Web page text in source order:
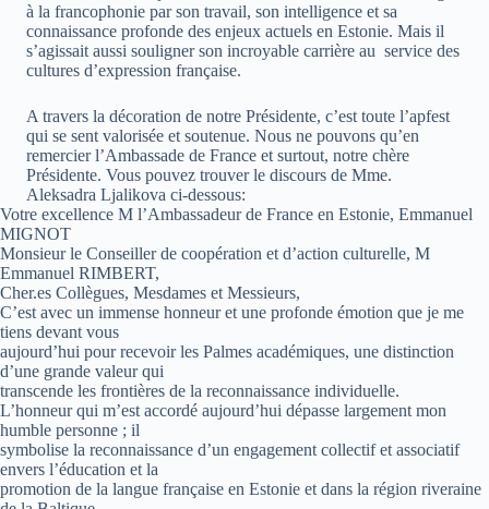
à la francophonie par son travail, son intelligence et sa
connaissance profonde des enjeux actuels en Estonie. Mais il
s’agissait aussi souligner son incroyable carrière au service des
cultures d’expression française.
A travers la décoration de notre Présidente, c’est toute l’apfest
qui se sent valorisée et soutenue. Nous ne pouvons qu’en
remercier l’Ambassade de France et surtout, notre chère
Présidente. Vous pouvez trouver le discours de Mme.
Aleksadra Ljalikova ci-dessous:
Votre excellence M l’Ambassadeur de France en Estonie, Emmanuel
MIGNOT
Monsieur le Conseiller de coopération et d’action culturelle, M
Emmanuel RIMBERT,
Cher.es Collègues, Mesdames et Messieurs,
C’est avec un immense honneur et une profonde émotion que je me
tiens devant vous
aujourd’hui pour recevoir les Palmes académiques, une distinction
d’une grande valeur qui
transcende les frontières de la reconnaissance individuelle.
L’honneur qui m’est accordé aujourd’hui dépasse largement mon
humble personne ; il
symbolise la reconnaissance d’un engagement collectif et associatif
envers l’éducation et la
promotion de la langue française en Estonie et dans la région riveraine